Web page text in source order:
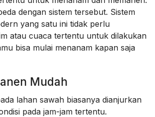
dengan sistem tersebut. Sistem
yang satu ini tidak perlu
atau cuaca tertentu untuk dilakukan
bisa mulai menanam kapan saja
Mudah
lahan sawah biasanya dianjurkan
pada jam-jam tertentu.